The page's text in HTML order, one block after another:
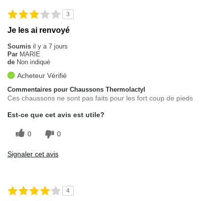
3
Je les ai renvoyé
Soumis il y a 7 jours
Par MARIE
de Non indiqué
Acheteur Vérifié
Commentaires pour Chaussons Thermolactyl
Ces chaussons ne sont pas faits pour les fort coup de pieds
Est-ce que cet avis est utile?
0 0
Signaler cet avis
4